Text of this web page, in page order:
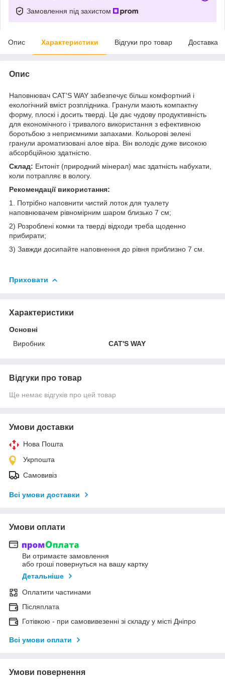
Замовлення під захистом
Опис Характеристики Відгуки про товар Доставка
Опис
Наповнювач CAT'S WAY забезпечує більш комфортний і
екологічний вміст розплідника. Гранули мають компактну
форму, плоскі і досить тверді. Це дає чудову продуктивність
для економічного і тривалого використання з ефективною
боротьбою з неприємними запахами. Кольорові зелені
гранули ароматизовані алое віра. Він володіє дуже високою
абсорбційною здатністю.
Склад: Ентоніт (природний мінерал) має здатність набухати,
коли потрапляє в вологу.
Рекомендації використання:
1. Потрібно наповнити чистий лоток для туалету
наповнювачем рівномірним шаром близько 7 см;
2) Розроблені комки та тверді відходи треба щоденно
прибирати;
3) Завжди досипайте наповнення до рівня приблизно 7 см.
Приховати
Характеристики
Основні
Виробник
CAT'S WAY
Відгуки про товар
Ще немає відгуків про цей товар
Умови доставки
Нова Пошта
Укрпошта
Самовивіз
Всі умови доставки
Умови оплати
Ви отримаєте замовлення
або гроші повернуться на вашу картку
Детальніше
Оплатити частинами
Післяплата
Готівкою - при самовивезенні зі складу у місті Дніпро
Всі умови оплати
Умови повернення